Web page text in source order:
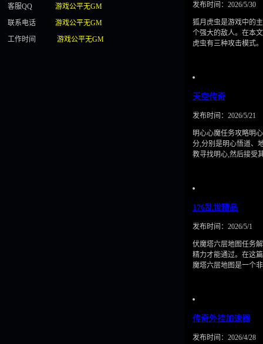
客服QQ
游戏公平无GM
联系电话
游戏公平无GM
工作时间
游戏公平无GM
发布时间：2026/5/30
狐月虎虫是游戏中的
个强大的敌人。在本
虎虫有三种攻击模式
天空传奇
发布时间：2026/5/21
明心心魔任务攻略明
分,分别是明心悟道、
教寻找明心,然后接受
176乱世精品
发布时间：2026/5/1
伏魔塔六层地图任务
精力才能通过。在这
魔塔六层地图是一个
传奇外挂加速器
发布时间：2026/4/28